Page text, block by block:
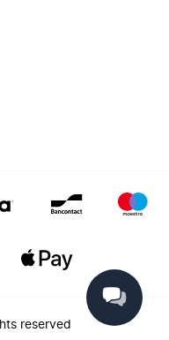
reserved